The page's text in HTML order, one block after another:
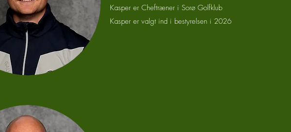
Kasper er Cheftræner i Sorø Golfklub
Kasper er valgt ind i bestyrelsen i 2026